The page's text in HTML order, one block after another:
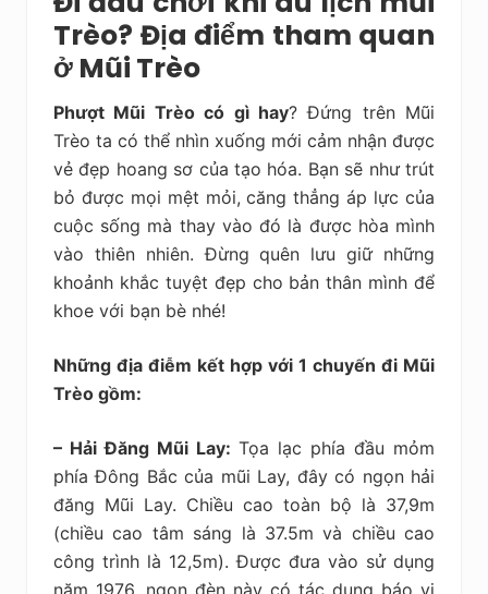
Trèo? Địa điểm tham quan
ở Mũi Trèo
Phượt Mũi Trèo có gì hay? Đứng trên Mũi
Trèo ta có thể nhìn xuống mới cảm nhận được
vẻ đẹp hoang sơ của tạo hóa. Bạn sẽ như trút
bỏ được mọi mệt mỏi, căng thẳng áp lực của
cuộc sống mà thay vào đó là được hòa mình
vào thiên nhiên. Đừng quên lưu giữ những
khoảnh khắc tuyệt đẹp cho bản thân mình để
khoe với bạn bè nhé!
Những địa điễm kết hợp với 1 chuyến đi Mũi
Trèo gồm:
– Hải Đăng Mũi Lay: Tọa lạc phía đầu mỏm
phía Đông Bắc của mũi Lay, đây có ngọn hải
đăng Mũi Lay. Chiều cao toàn bộ là 37,9m
(chiều cao tâm sáng là 37.5m và chiều cao
công trình là 12,5m). Được đưa vào sử dụng